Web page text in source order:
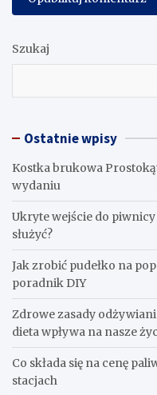
Szukaj
Ostatnie wpisy
Kostka brukowa
wydaniu
Ukryte wejście do
służyć?
Jak zrobić pudełko na
poradnik DIY
Zdrowe zasady
dieta wpływa na nasze
Co składa się na cenę
stacjach